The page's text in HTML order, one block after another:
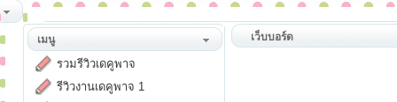
เมนู
รวมรีวิวเดคูพาจ
รีวิวงานเดคูพาจ 1
เว็บบอร์ด